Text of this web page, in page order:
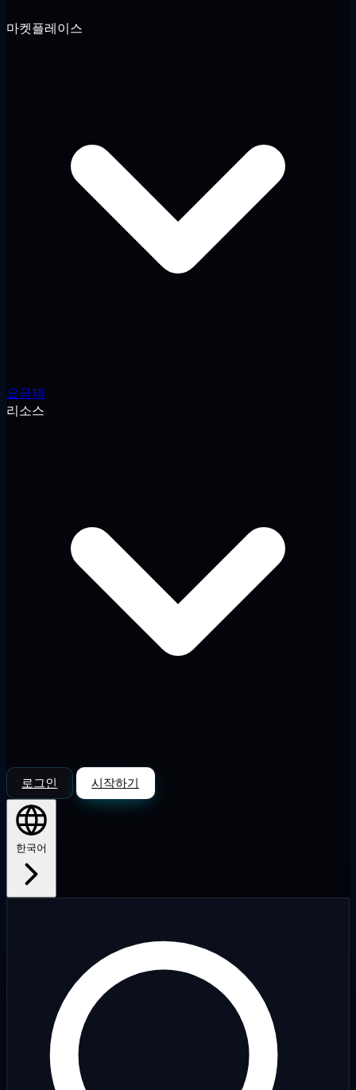
마켓플레이스
요금제
리소스
로그인 시작하기
한국어